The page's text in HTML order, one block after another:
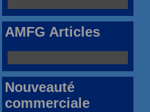
AMFG Articles
Nouveauté
commerciale